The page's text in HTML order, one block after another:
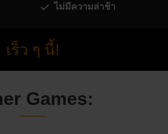
ไม่มีความล่าช้า
เร็ว ๆ นี้!
Games: